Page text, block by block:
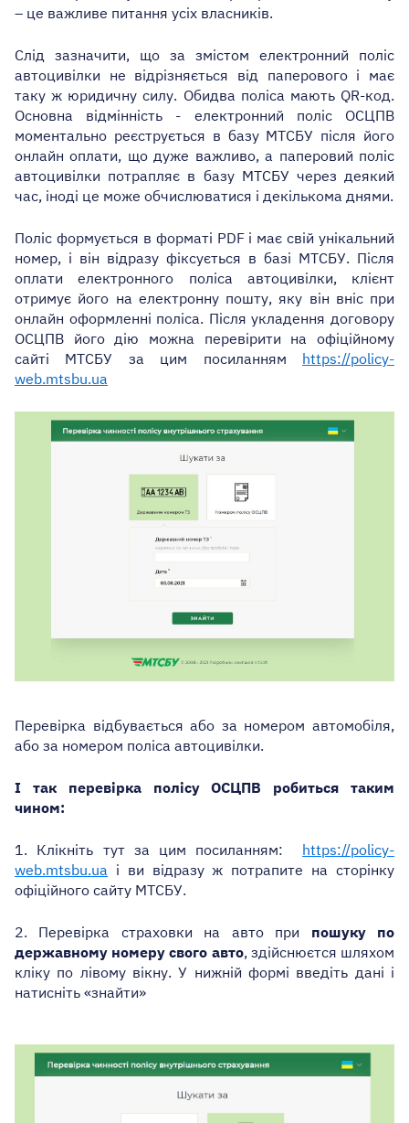
– це важливе питання усіх власників.
Слід зазначити, що за змістом електронний поліс
автоцивілки не відрізняється від паперового і має
таку ж юридичну силу. Обидва поліса мають QR-код.
Основна відмінність - електронний поліс ОСЦПВ
моментально реєструється в базу МТСБУ після його
онлайн оплати, що дуже важливо, а паперовий поліс
автоцивілки потрапляє в базу МТСБУ через деякий
час, іноді це може обчислюватися і декількома днями.
Поліс формується в форматі PDF і має свій унікальний
номер, і він відразу фіксується в базі МТСБУ. Після
оплати електронного поліса автоцивілки, клієнт
отримує його на електронну пошту, яку він вніс при
онлайн оформленні поліса. Після укладення договору
ОСЦПВ його дію можна перевірити на офіційному
сайті МТСБУ за цим посиланням https://policy-
web.mtsbu.ua
Перевірка відбувається або за номером автомобіля,
або за номером поліса автоцивілки.
І так перевіркаполісу ОСЦПВ робиться таким
чином:
1. Клікніть тут за цим посиланням: https://policy-
web.mtsbu.ua і ви відразу ж потрапите на сторінку
офіційного сайту МТСБУ.
2. Перевірка страховки на авто при пошуку по
державному номеру свого авто,здійснюєтся шляхом
кліку по лівому вікну. У нижній формі введіть дані і
натисніть «знайти»